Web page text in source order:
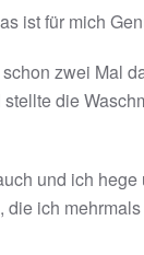
ist für mich
zwei Mal
die
und ich
ich